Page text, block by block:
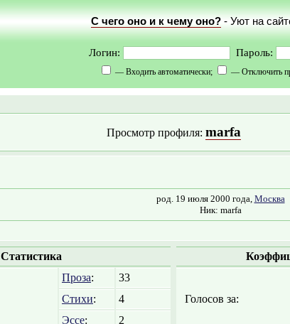
С чего оно и к чему оно?- Уют на
Логин: Пароль:
— Входить автоматически; — Отключить
Просмотр профиля: marfa
род. 19 июля 2000 года, Москва
Ник: marfa
Статистика
Проза:
33
Стихи:
4
Эссе: 2
Голосов за: